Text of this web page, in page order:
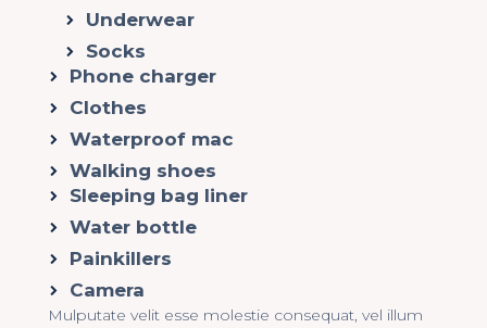
Underwear
Socks
Phone charger
Clothes
Waterproof mac
Walking shoes
Sleeping bag liner
Water bottle
Painkillers
Camera
Мulputate velit esse molestie consequat, vel illum